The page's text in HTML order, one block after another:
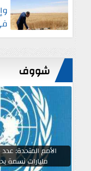
شووف
مليارات نسمة بحلول 15